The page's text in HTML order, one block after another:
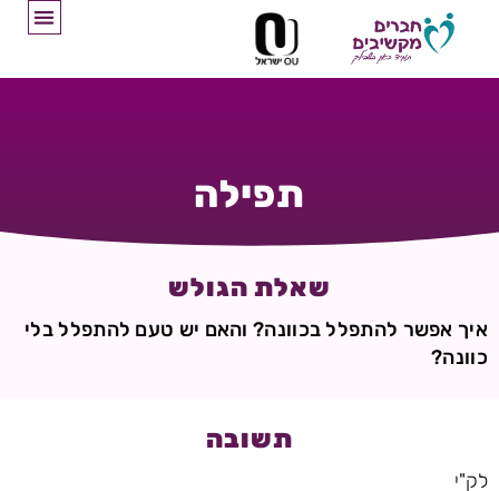
תפילה
שאלת הגולש
איך אפשר להתפלל בכוונה? והאם יש טעם להתפלל בלי
כוונה?
תשובה
לק"י